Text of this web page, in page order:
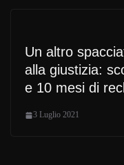
Un altro
alla giustizia:
e 10 mesi di
3 Luglio 2021